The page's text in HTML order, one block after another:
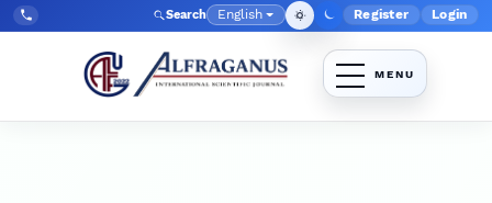
Skip to main navigation menu
Skip to main content
Skip to site footer
Tel:
+998903350930 Search Language
English Admin menu
Register Login